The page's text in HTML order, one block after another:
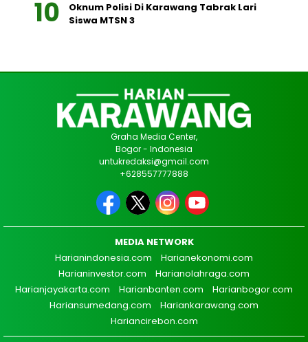
Oknum Polisi Di Karawang Tabrak Lari
Siswa MTSN 3
Graha Media Center,
Bogor - Indonesia
untukredaksi@gmail.com
+628557777888
MEDIA NETWORK
Harianindonesia.com
Harianekonomi.com
Harianinvestor.com
Harianolahraga.com
Harianjayakarta.com
Harianbanten.com
Harianbogor.com
Hariansumedang.com
Hariankarawang.com
Hariancirebon.com